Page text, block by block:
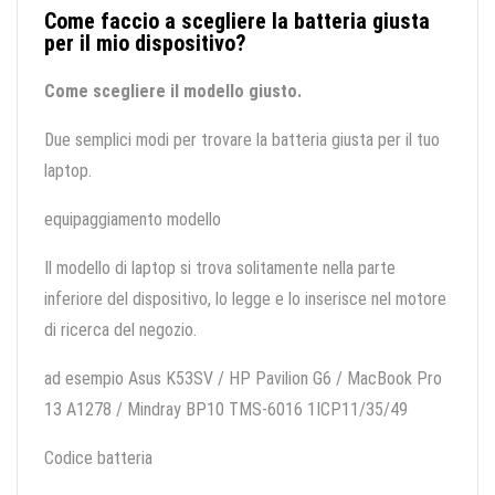
Come faccio a scegliere la batteria giusta
per il mio dispositivo?
Come scegliere il modello giusto.
Due semplici modi per trovare la batteria giusta per il tuo
laptop.
equipaggiamento modello
Il modello di laptop si trova solitamente nella parte
inferiore del dispositivo, lo legge e lo inserisce nel motore
di ricerca del negozio.
ad esempio Asus K53SV / HP Pavilion G6 / MacBook Pro
13 A1278 / Mindray BP10 TMS-6016 1ICP11/35/49
Codice batteria